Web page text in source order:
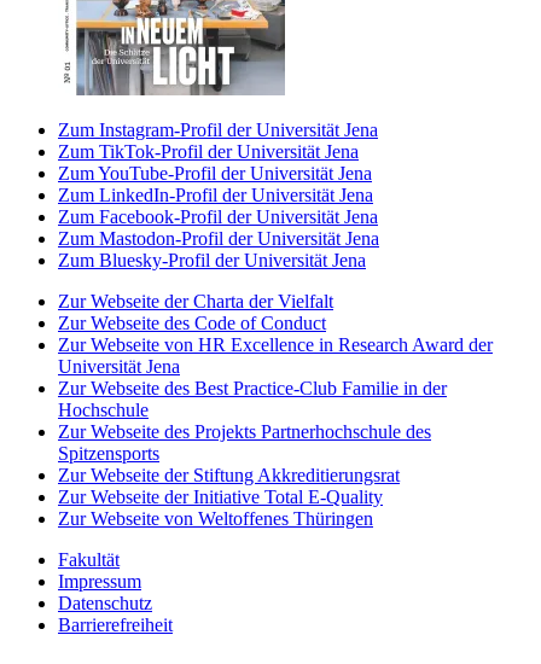
Zum Instagram-Profil der Universität Jena
Zum TikTok-Profil der Universität Jena
Zum YouTube-Profil der Universität Jena
Zum LinkedIn-Profil der Universität Jena
Zum Facebook-Profil der Universität Jena
Zum Mastodon-Profil der Universität Jena
Zum Bluesky-Profil der Universität Jena
Zur Webseite der Charta der Vielfalt
Zur Webseite des Code of Conduct
Zur Webseite von HR Excellence in Research Award der
Universität Jena
Zur Webseite des Best Practice-Club Familie in der
Hochschule
Zur Webseite des Projekts Partnerhochschule des
Spitzensports
Zur Webseite der Stiftung Akkreditierungsrat
Zur Webseite der Initiative Total E-Quality
Zur Webseite von Weltoffenes Thüringen
Fakultät
Impressum
Datenschutz
Barrierefreiheit